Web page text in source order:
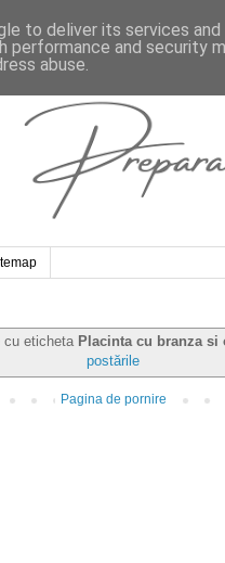
cu eticheta Placinta cu branza si
postările
Pagina de pornire
to deliver its services
performance and security
abuse.